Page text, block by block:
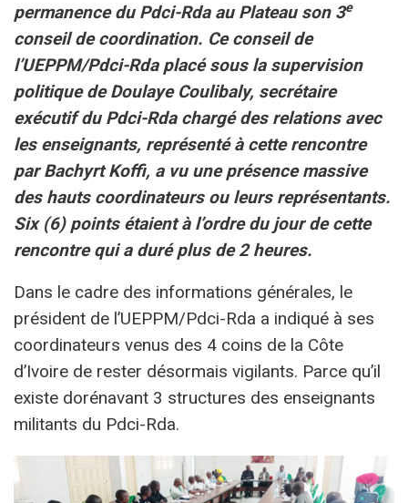
permanence du Pdci-Rda au Plateau son 3e
conseil de coordination. Ce conseil de
l’UEPPM/Pdci-Rda placé sous la supervision
politique de Doulaye Coulibaly, secrétaire
exécutif du Pdci-Rda chargé des relations avec
les enseignants, représenté à cette rencontre
par Bachyrt Koffi, a vu une présence massive
des hauts coordinateurs ou leurs représentants.
Six (6) points étaient à l’ordre du jour de cette
rencontre qui a duré plus de 2 heures.
Dans le cadre des informations générales, le
président de l’UEPPM/Pdci-Rda a indiqué à ses
coordinateurs venus des 4 coins de la Côte
d’Ivoire de rester désormais vigilants. Parce qu’il
existe dorénavant 3 structures des enseignants
militants du Pdci-Rda.